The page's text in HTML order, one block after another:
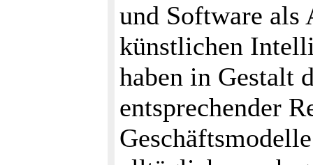
und Software als
künstlichen
haben in Gestalt
entsprechender